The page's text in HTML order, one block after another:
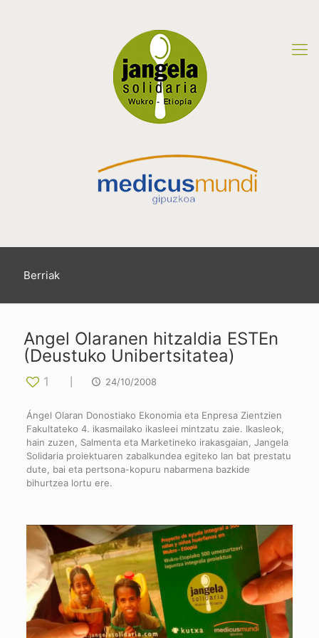
Berriak
Angel Olaranen hitzaldia ESTEn
(Deustuko Unibertsitatea)
1 24/10/2008
Ángel Olaran Donostiako Ekonomia eta Enpresa Zientzien
Fakultateko 4. ikasmailako ikasleei mintzatu zaie. Ikasleok,
hain zuzen, Salmenta eta Marketineko irakasgaian, Jangela
Solidaria proiektuaren zabalkundea egiteko lan bat prestatu
dute, bai eta pertsona-kopuru nabarmena bazkide
bihurtzea lortu ere.